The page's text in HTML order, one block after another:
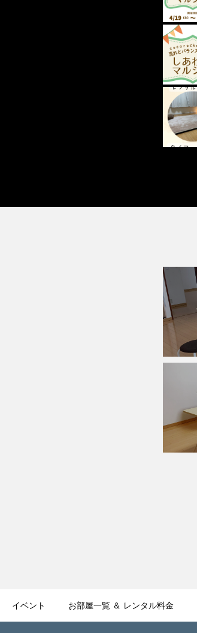
イベント お部屋一覧 ＆ レンタル料金